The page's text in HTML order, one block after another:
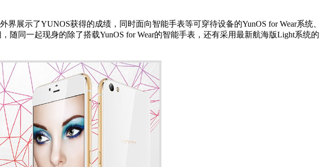
界展示了YUNOS获得的成绩，同时面向智能手表等可穿待设备的YunOS for Wear系统、
随同一起现身的除了搭载YunOS for Wear的智能手表，还有采用最新航海版Light系统的